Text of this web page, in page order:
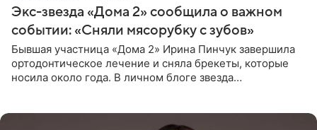
Экс-звезда «Дома 2» сообщила о важном
событии: «Сняли мясорубку с зубов»
Бывшая участница «Дома 2» Ирина Пинчук завершила
ортодонтическое лечение и сняла брекеты, которые
носила около года. В личном блоге звезда